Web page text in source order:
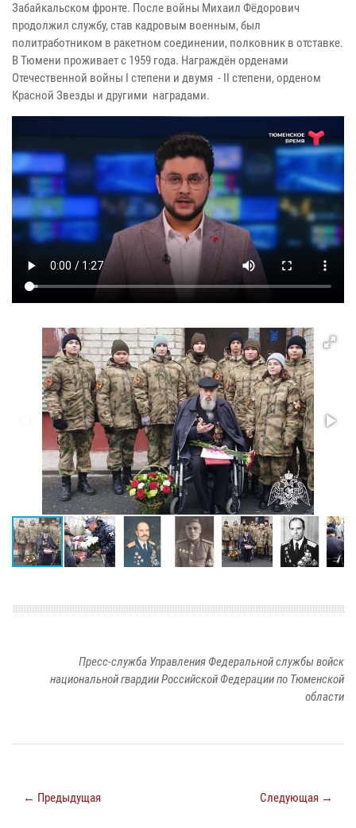
Забайкальском фронте. После войны Михаил Фёдорович
продолжил службу, став кадровым военным, был
политработником в ракетном соединении, полковник в отставке.
В Тюмени проживает с 1959 года. Награждён орденами
Отечественной войны I степени и двумя - II степени, орденом
Красной Звезды и другими наградами.
Пресс-служба Управления Федеральной службы войск
национальной гвардии Российской Федерации по Тюменской
области
← Предыдущая Следующая →